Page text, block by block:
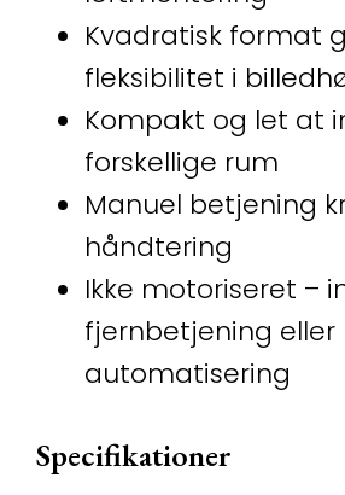
Kvadratisk format
fleksibilitet i
Kompakt og let at
forskellige rum
Manuel betjening
håndtering
Ikke motoriseret –
fjernbetjening eller
automatisering
Specifikationer